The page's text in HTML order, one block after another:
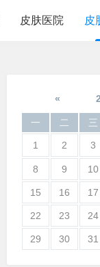
皮肤医院 皮
«
一 二 三
1 2 3
8 9 10
15 16 17
22 23 24
29 30 31